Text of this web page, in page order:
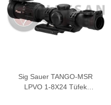
Sig Sauer TANGO-MSR
LPVO 1-8X24 Tüfek